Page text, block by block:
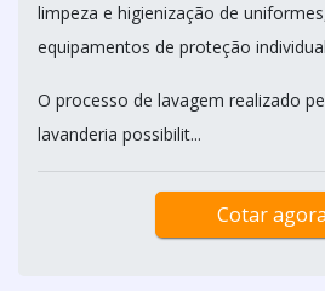
limpeza e higienização de
equipamentos de proteção
O processo de lavagem realizado
lavanderia possibilit...
Cotar agora